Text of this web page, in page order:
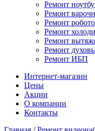
Ремонт
Ремонт
Ремонт
Ремонт
Ремонт
Ремонт
Ремонт ИБП
Интернет-магазин
Цены
Акции
О компании
Контакты